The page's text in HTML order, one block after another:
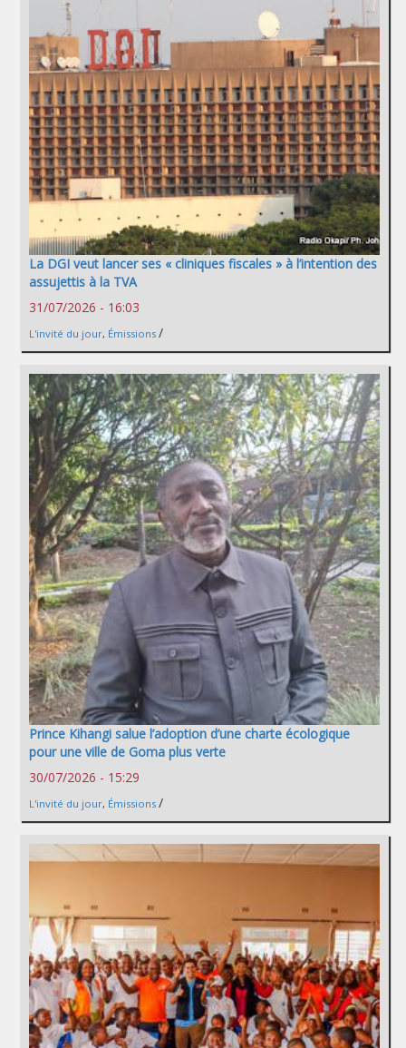
La DGI veut lancer ses « cliniques fiscales » à l’intention des
assujettis à la TVA
31/07/2026 - 16:03
L'invité du jour, Émissions /
Prince Kihangi salue l’adoption d’une charte écologique
pour une ville de Goma plus verte
30/07/2026 - 15:29
L'invité du jour, Émissions /